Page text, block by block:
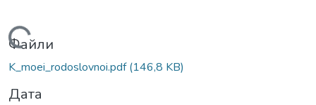
Вантажиться...
Файли
K_moei_rodoslovnoi.pdf(146,8 KB)
Дата